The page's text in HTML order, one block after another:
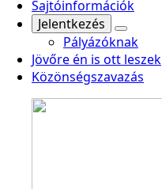
Sajtóinformációk
Jelentkezés
Pályázóknak
Jövőre én is ott leszek
Közönségszavazás